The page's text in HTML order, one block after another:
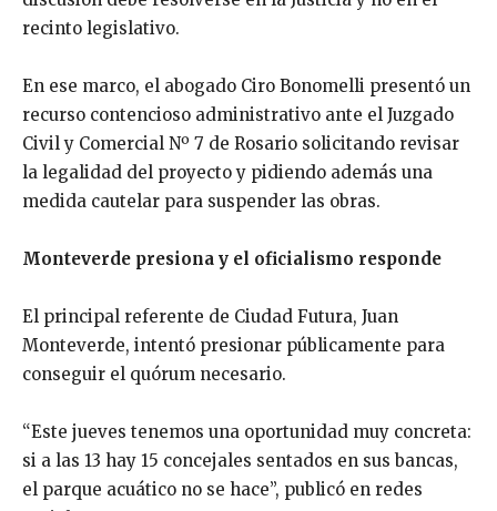
recinto legislativo.
En ese marco, el abogado Ciro Bonomelli presentó un
recurso contencioso administrativo ante el Juzgado
Civil y Comercial Nº 7 de Rosario solicitando revisar
la legalidad del proyecto y pidiendo además una
medida cautelar para suspender las obras.
Monteverde presiona y el oficialismo responde
El principal referente de Ciudad Futura, Juan
Monteverde, intentó presionar públicamente para
conseguir el quórum necesario.
“Este jueves tenemos una oportunidad muy concreta:
si a las 13 hay 15 concejales sentados en sus bancas,
el parque acuático no se hace”, publicó en redes